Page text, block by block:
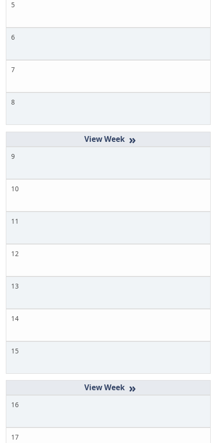
5
6
7
8
»
9
10
11
12
13
14
15
»
16
17